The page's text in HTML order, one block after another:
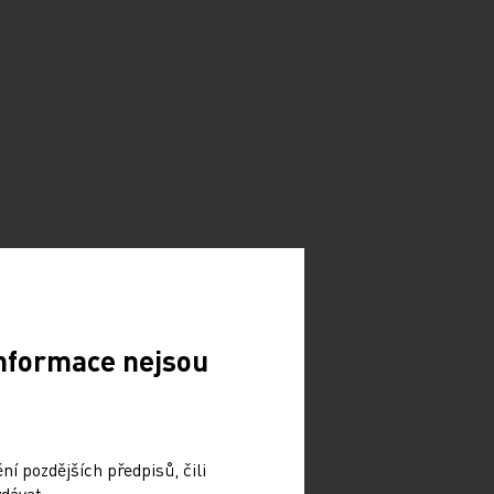
nejsou
pozdějších předpisů, čili